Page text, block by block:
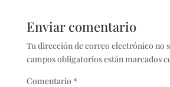
Enviar comentario
Tu dirección de correo electrónico no
campos obligatorios están marcados
Comentario *